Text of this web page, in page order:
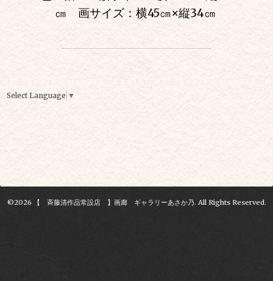
㎝ 画サイズ：横45㎝×縦34㎝
Select Language ▼
©2026 【 斉藤清作品常設店 】画廊 ギャラリーあさか乃. All Rights Reserved.